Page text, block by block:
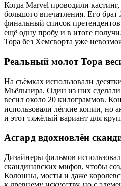
Когда Marvel проводили
большого впечатления. Его
финальный список
ещё одну пробу и в итоге
Тора без Хемсворта уже
Реальный молот Тора
На съёмках использовали
Мьёльнира. Один из них
весил около 20 килограммов.
использовали лёгкие копии, но
и этот тяжёлый вариант для
Асгард вдохновлён
Дизайнеры фильмов
скандинавских мифов, чтобы
Колонны, мосты и даже